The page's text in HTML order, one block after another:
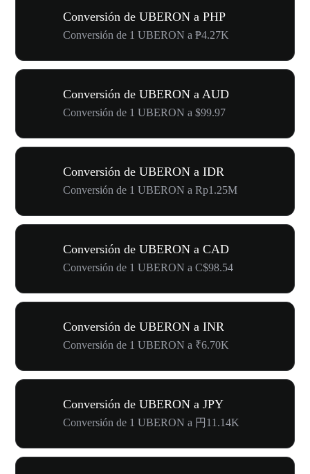
Conversión de UBERON a PHP
Conversión de 1 UBERON a ₱4.27K
Conversión de UBERON a AUD
Conversión de 1 UBERON a $99.97
Conversión de UBERON a IDR
Conversión de 1 UBERON a Rp1.25M
Conversión de UBERON a CAD
Conversión de 1 UBERON a C$98.54
Conversión de UBERON a INR
Conversión de 1 UBERON a ₹6.70K
Conversión de UBERON a JPY
Conversión de 1 UBERON a 円11.14K